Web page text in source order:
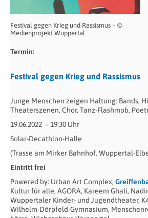
Festival gegen Krieg und Rassismus – ©
Medienprojekt Wuppertal
Termin:
Festival gegen Krieg und Rassismus
Junge Menschen zeigen Haltung: Bands,
Theaterszenen, Chor, Tanz-Flashmob,
19.06.2022 – 19:30 Uhr
Solar-Decathlon-Halle
(Trasse am Mirker Bahnhof. Wuppertal-
Eintritt frei
Powered by: Urban Art Complex,
Kultur für alle, AGORA, Kareem Ghali,
Wuppertaler Kinder- und Jugendtheater,
Wilhelm-Dörpfeld-Gymnasium,